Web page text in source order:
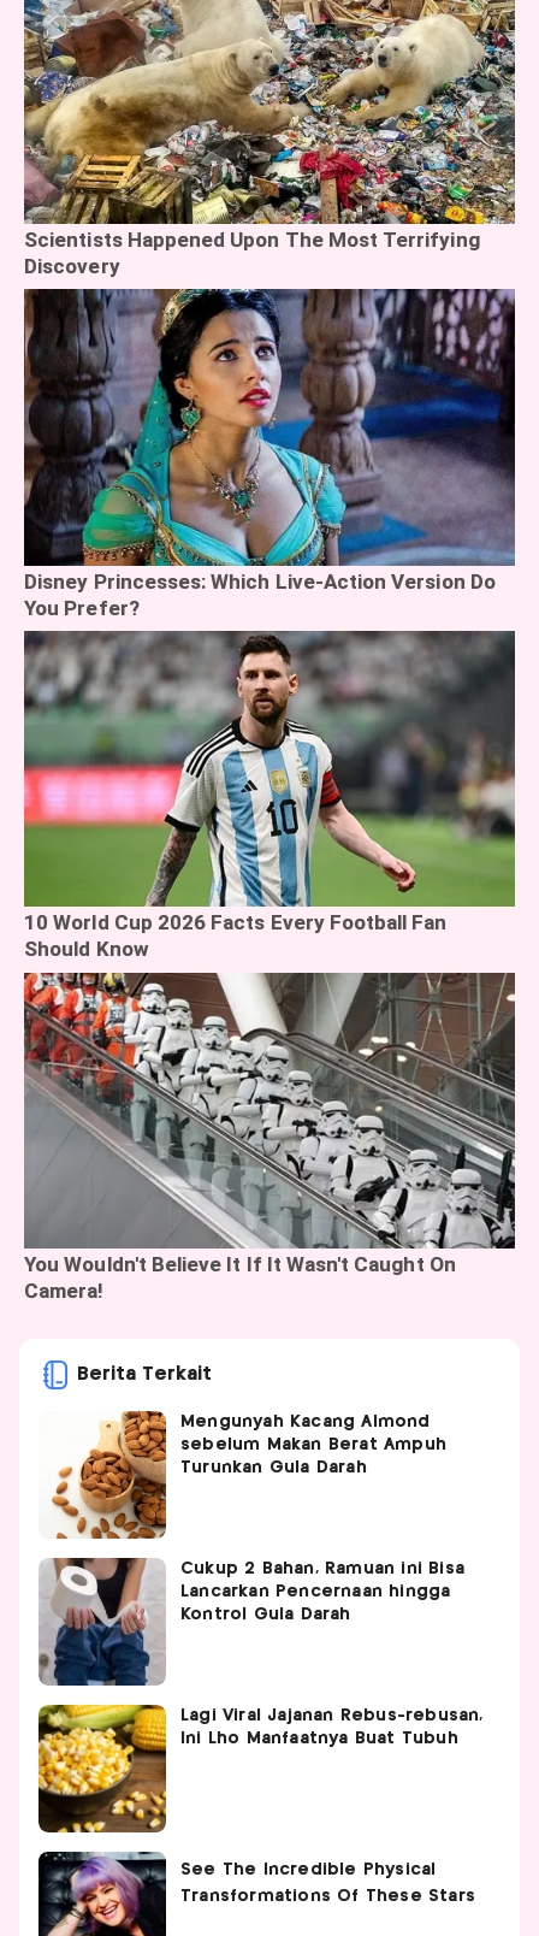
Berita Terkait
Mengunyah Kacang Almond
sebelum Makan Berat Ampuh
Turunkan Gula Darah
Cukup 2 Bahan, Ramuan ini Bisa
Lancarkan Pencernaan hingga
Kontrol Gula Darah
Lagi Viral Jajanan Rebus-rebusan,
Ini Lho Manfaatnya Buat Tubuh